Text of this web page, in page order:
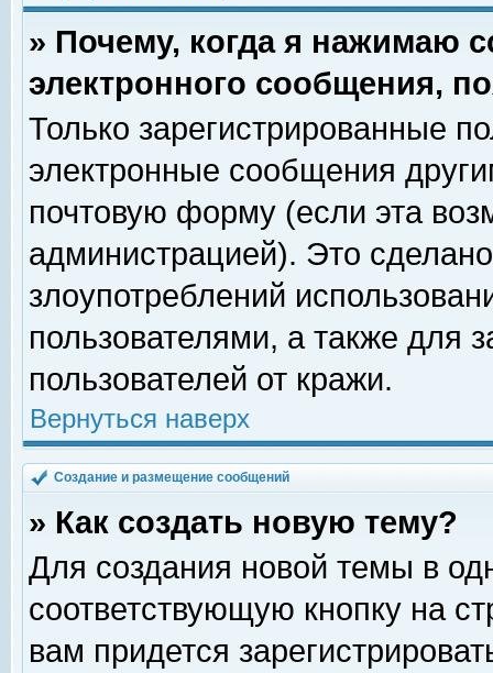
» Почему, когда я нажимаю
электронного сообщения,
Только зарегистрированные
электронные сообщения
почтовую форму (если эта
администрацией). Это
злоупотреблений
пользователями, а также для
пользователей от кражи.
Вернуться наверх
Создание и размещение сообщений
» Как создать новую тему?
Для создания новой темы в
соответствующую кнопку на
вам придется